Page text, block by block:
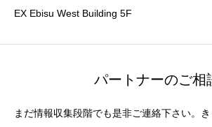
EX Ebisu West Building 5F
パートナーのご相
まだ情報収集段階でも是非ご連絡下さい。